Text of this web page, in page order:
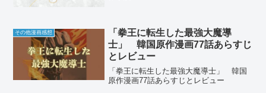
その他漫画感想
「拳王に転生した最強大魔導
士」 韓国原作漫画77話あらすじ
とレビュー
「拳王に転生した最強大魔導士」 韓国
原作漫画77話あらすじとレビュー